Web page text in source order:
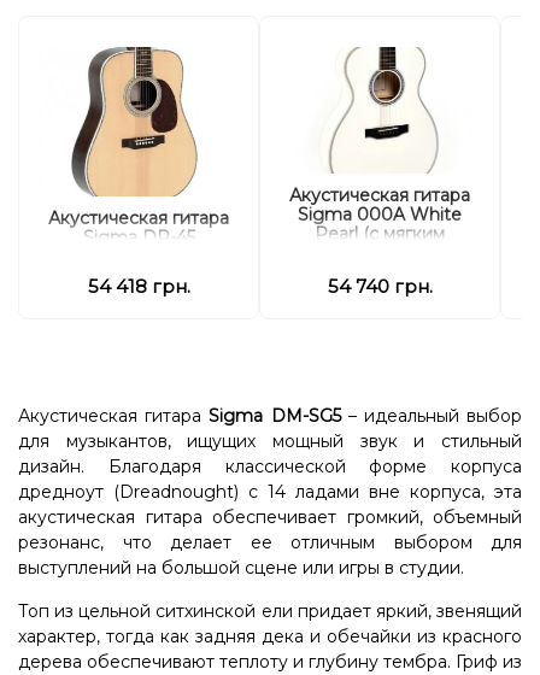
Акустическая гитара
Sigma DR-45
54 418 грн.
Акустическая гитара
Sigma 000A White
Pearl (с мягким
54 740 грн.
Акустическая гитараSigma DM-SG5– идеальный выбор
для музыкантов, ищущих мощный звук и стильный
дизайн. Благодаря классической форме корпуса
дредноут (Dreadnought) с 14 ладами вне корпуса, эта
акустическая гитара обеспечивает громкий, объемный
резонанс, что делает ее отличным выбором для
выступлений на большой сцене или игры в студии.
Топ из цельной ситхинской ели придает яркий, звенящий
характер, тогда как задняя дека и обечайки из красного
дерева обеспечивают теплоту и глубину тембра. Гриф из